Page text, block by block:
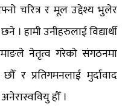
चरित्र र मूल उद्देश्य भुलेर
। हामी उनीहरुलाई विद्यार्थी
नेतृत्व गरेको संगठनमा
र प्रतिगमनलाई मुर्दावाद
हौँ ।